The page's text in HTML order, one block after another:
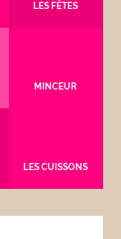
LES FÊTES
MINCEUR
LES CUISSONS